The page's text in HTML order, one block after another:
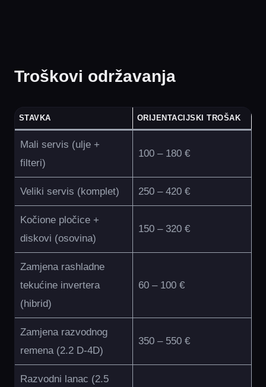
Troškovi održavanja
STAVKA ORIJENTACIJSKI TROŠAK
Mali servis (ulje +
filteri)
100 – 180 €
Veliki servis (komplet) 250 – 420 €
Kočione pločice +
diskovi (osovina)
150 – 320 €
Zamjena rashladne
tekućine invertera
(hibrid)
60 – 100 €
Zamjena razvodnog
remena (2.2 D-4D)
350 – 550 €
Razvodni lanac (2.5